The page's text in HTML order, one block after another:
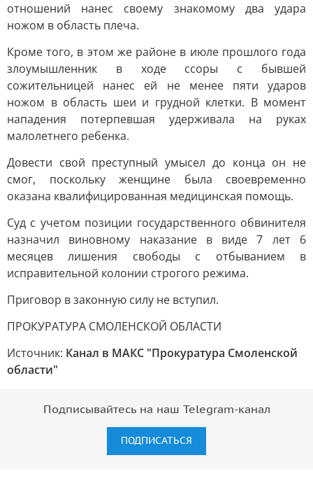
отношений нанес своему знакомому два удара
ножом в область плеча.
Кроме того, в этом же районе в июле прошлого года
злоумышленник в ходе ссоры с бывшей
сожительницей нанес ей не менее пяти ударов
ножом в область шеи и грудной клетки. В момент
нападения потерпевшая удерживала на руках
малолетнего ребенка.
Довести свой преступный умысел до конца он не
смог, поскольку женщине была своевременно
оказана квалифицированная медицинская помощь.
Суд с учетом позиции государственного обвинителя
назначил виновному наказание в виде 7 лет 6
месяцев лишения свободы с отбыванием в
исправительной колонии строгого режима.
Приговор в законную силу не вступил.
ПРОКУРАТУРА СМОЛЕНСКОЙ ОБЛАСТИ
Источник: Канал в МАКС "Прокуратура Смоленской
области"
Подписывайтесь на наш Telegram-канал
ПОДПИСАТЬСЯ